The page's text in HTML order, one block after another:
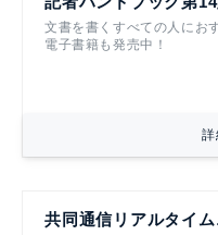
文書を書くすべての人にお
電子書籍も発売中！
詳
共同通信リアルタイ